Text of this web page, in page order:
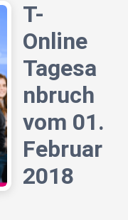
T-
Online
Tagesa
nbruch
vom 01.
Februar
2018